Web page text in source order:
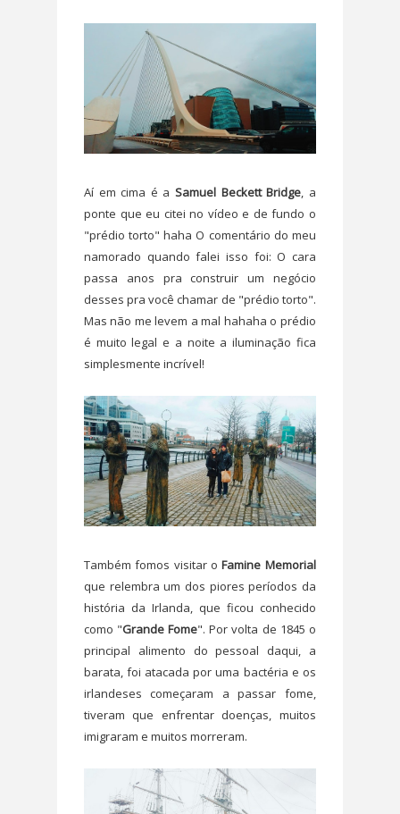
Aí em cima é a Samuel Beckett Bridge, a
ponte que eu citei no vídeo e de fundo o
"prédio torto" haha O comentário do meu
namorado quando falei isso foi: O cara
passa anos pra construir um negócio
desses pra você chamar de "prédio torto".
Mas não me levem a mal hahaha o prédio
é muito legal e a noite a iluminação fica
simplesmente incrível!
Também fomos visitar oFamine Memorial
que relembra um dos piores períodos da
história da Irlanda, que ficou conhecido
como "Grande Fome". Por volta de 1845 o
principal alimento do pessoal daqui, a
barata, foi atacada por uma bactéria e os
irlandeses começaram a passar fome,
tiveram que enfrentar doenças, muitos
imigraram e muitos morreram.